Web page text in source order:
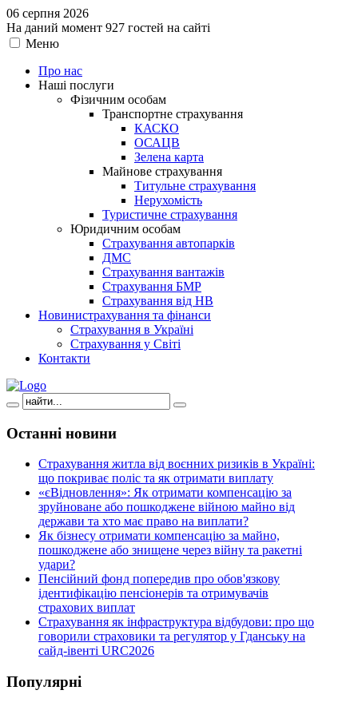
06 серпня 2026
На даний момент 927 гостей на сайті
Меню
Про нас
Наші послуги
Фізичним особам
Транспортне страхування
КАСКО
ОСАЦВ
Зелена карта
Майнове страхування
Титульне страхування
Нерухомість
Туристичне страхування
Юридичним особам
Страхування автопарків
ДМС
Страхування вантажів
Страхування БМР
Страхування від НВ
Новинистрахування та фінанси
Страхування в Україні
Страхування у Світі
Контакти
Останні новини
Страхування житла від воєнних ризиків в Україні:
що покриває поліс та як отримати виплату
«єВідновлення»: Як отримати компенсацію за
зруйноване або пошкоджене війною майно від
держави та хто має право на виплати?
Як бізнесу отримати компенсацію за майно,
пошкоджене або знищене через війну та ракетні
удари?
Пенсійний фонд попередив про обов'язкову
ідентифікацію пенсіонерів та отримувачів
страхових виплат
Страхування як інфраструктура відбудови: про що
говорили страховики та регулятор у Гданську на
сайд-івенті URC2026
Популярні